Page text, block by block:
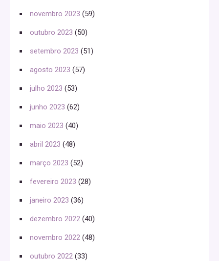
novembro 2023 (59)
outubro 2023 (50)
setembro 2023 (51)
agosto 2023 (57)
julho 2023 (53)
junho 2023 (62)
maio 2023 (40)
abril 2023 (48)
março 2023 (52)
fevereiro 2023 (28)
janeiro 2023 (36)
dezembro 2022 (40)
novembro 2022 (48)
outubro 2022 (33)